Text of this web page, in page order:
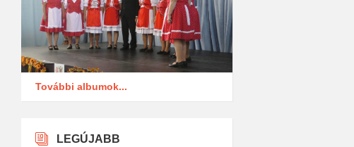
További albumok...
LEGÚJABB